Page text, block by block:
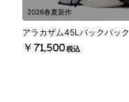
2026春夏新作
アラカザム45Lバックパック
￥71,500 税込